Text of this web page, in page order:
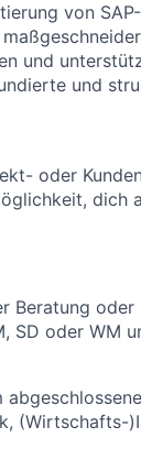
von
und
und
oder
dich
Beratung oder
SD oder WM
(Wirtschafts-